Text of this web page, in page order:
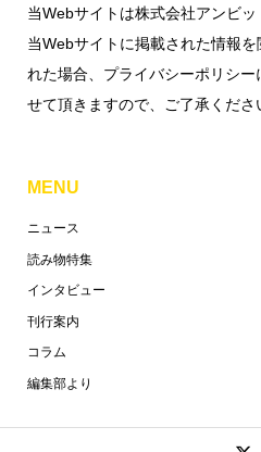
当Webサイトは株式会社アンビッ
当Webサイトに掲載された情報
れた場合、プライバシーポリシ
せて頂きますので、ご了承くださ
MENU
ニュース
読み物特集
インタビュー
刊行案内
コラム
編集部より